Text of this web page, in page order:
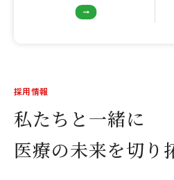
採用情報
私たちと一緒に
医療の未来を切り